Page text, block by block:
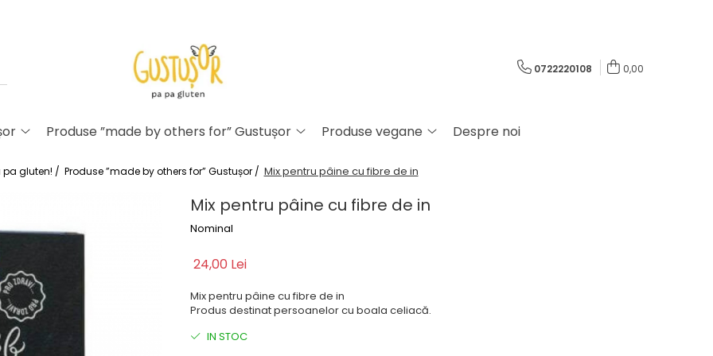
0722220108 0,00
Produse ”made by others for” Gustușor Produse vegane Despre noi
pa gluten! / Produse ”made by others for” Gustușor / Mix pentru pâine cu fibre de in
Mix pentru pâine cu fibre de in
Nominal
24,00 Lei
Mix pentru pâine cu fibre de in
Produs destinat persoanelor cu boala celiacă.
IN STOC